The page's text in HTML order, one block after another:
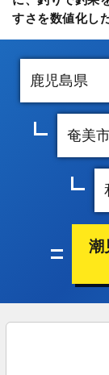
すさを数値化し
潮